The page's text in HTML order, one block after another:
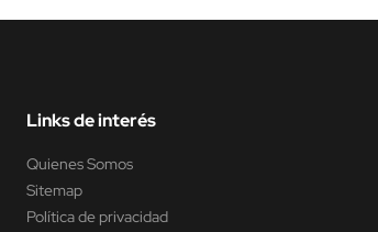
Links de interés
Quienes Somos
Sitemap
Política de privacidad